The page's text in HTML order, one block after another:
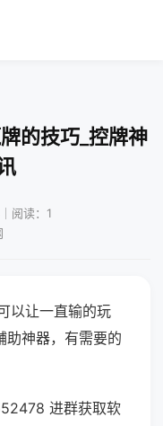
的技巧_控牌神
阅读：1
以让一直输的玩
助神器，有需要的
进群获取软